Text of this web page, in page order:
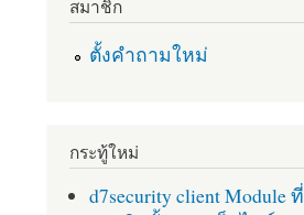
สมาชิก
ตั้งคำถามใหม่
กระทู้ใหม่
d7security client Module ที่